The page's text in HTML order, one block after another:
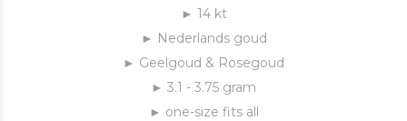
► 14 kt
► Nederlands goud
► Geelgoud & Rosegoud
► 3.1 - 3.75 gram
► one-size fits all